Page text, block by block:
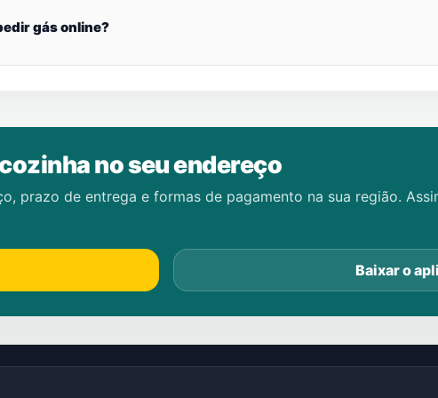
gás online?
no seu endereço
prazo de entrega e formas de pagamento na sua região.
Baixar o